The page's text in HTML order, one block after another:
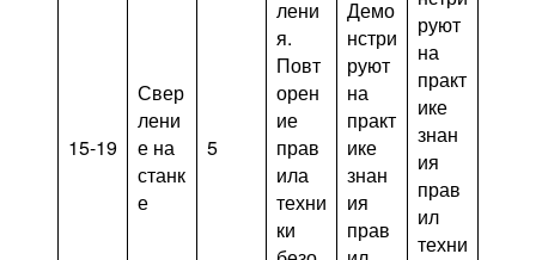
15-19
Свер
лени
е на
станк
е
5
лени
я.
Повт
орен
ие
прав
ила
техни
ки
Демо
нстри
руют
на
практ
ике
знан
ия
прав
руют
на
практ
ике
знан
ия
прав
ил
техни